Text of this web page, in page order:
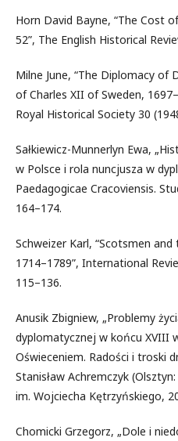
Horn David Bayne, “The Cost
52”, The English Historical
Milne June, “The Diplomacy of
of Charles XII of Sweden,
Royal Historical Society 30
Sałkiewicz-Munnerlyn Ewa,
w Polsce i rola nuncjusza w
Paedagogicae Cracoviensis.
164–174.
Schweizer Karl, “Scotsmen
1714–1789”, International
115–136.
Anusik Zbigniew, „Problemy
dyplomatycznej w końcu XVIII
Oświeceniem. Radości i troski
Stanisław Achremczyk
im. Wojciecha Kętrzyńskiego,
Chomicki Grzegorz, „Dole i